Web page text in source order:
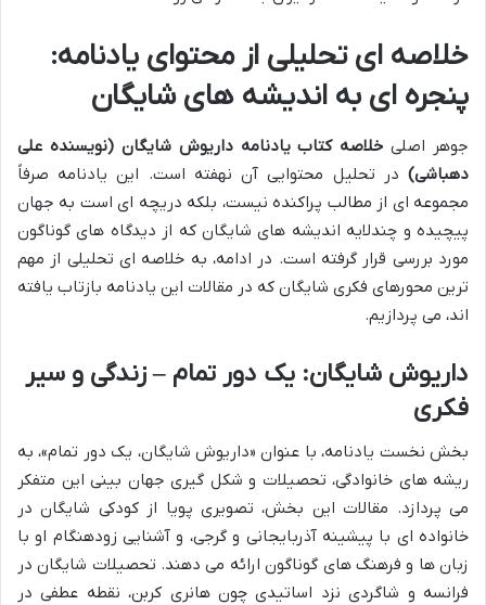
خلاصه ای تحلیلی از محتوای یادنامه:
پنجره ای به اندیشه های شایگان
جوهر اصلی خلاصه کتاب یادنامه داریوش شایگان (نویسنده علی
دهباشی) در تحلیل محتوایی آن نهفته است. این یادنامه صرفاً
مجموعه ای از مطالب پراکنده نیست، بلکه دریچه ای است به جهان
پیچیده و چندلایه اندیشه های شایگان که از دیدگاه های گوناگون
مورد بررسی قرار گرفته است. در ادامه، به خلاصه ای تحلیلی از مهم
ترین محورهای فکری شایگان که در مقالات این یادنامه بازتاب یافته
اند، می پردازیم.
داریوش شایگان: یک دور تمام – زندگی و سیر
فکری
بخش نخست یادنامه، با عنوان «داریوش شایگان، یک دور تمام»، به
ریشه های خانوادگی، تحصیلات و شکل گیری جهان بینی این متفکر
می پردازد. مقالات این بخش، تصویری پویا از کودکی شایگان در
خانواده ای با پیشینه آذربایجانی و گرجی، و آشنایی زودهنگام او با
زبان ها و فرهنگ های گوناگون ارائه می دهند. تحصیلات شایگان در
فرانسه و شاگردی نزد اساتیدی چون هانری کربن، نقطه عطفی در